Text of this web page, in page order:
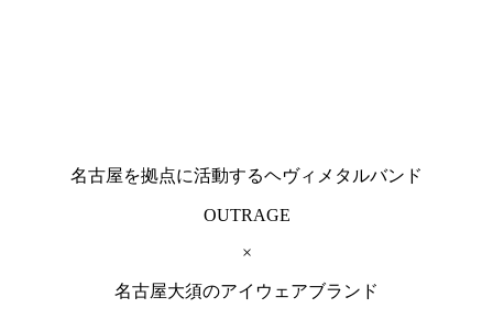
名古屋を拠点に活動するヘヴィメタルバンド
OUTRAGE
×
名古屋大須のアイウェアブランド